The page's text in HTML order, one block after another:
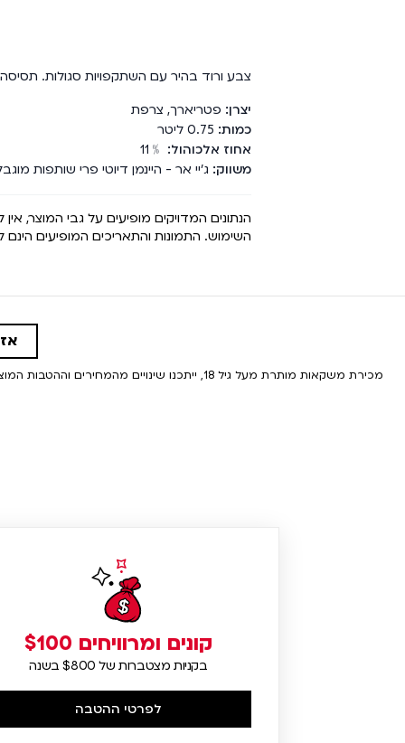
צבע ורוד בהיר עם השתקפויות סגולות.
יצרן פטריארך, צרפת
כמות 0.75 ליטר
אחוז אלכוהול
﹪
11
משווק ג'יי אר - היינמן דיוטי פרי שותפות מוגבלת, נגב 4 קרית
הנתונים המדויקים מופיעים על גבי המוצר,
השימוש. התמונות והתאריכים המופיעים
מכירת משקאות מותרת מעל גיל 18, ייתכנו שינויים מהמחירים וההטבות המוצגים באתר. המחיר הקובע הינו המחיר המוצג בחנויות | בהזמנה מראש, המחיר הקובע הינו מחיר הסל הכולל הנמוך מבין השניים במועד התשלום בפועל בחנות.
קונים ומרוויחים $100
בקניות מצטברות של $800 בשנה
לפרטי ההטבה